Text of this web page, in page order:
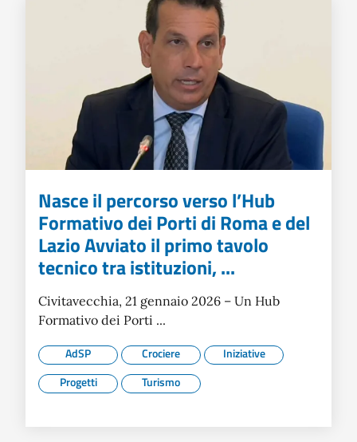
Nasce il percorso verso l’Hub
Formativo dei Porti di Roma e del
Lazio Avviato il primo tavolo
tecnico tra istituzioni, ...
Civitavecchia, 21 gennaio 2026 – Un Hub
Formativo dei Porti ...
AdSP Crociere
Iniziative
Progetti
Turismo